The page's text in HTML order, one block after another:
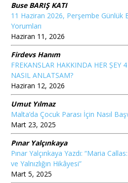
Buse BARIŞ KATI
11 Haziran 2026, Perşembe Günlük
Yorumları
Haziran 11, 2026
Firdevs Hanım
FREKANSLAR HAKKINDA HER ȘEY
NASIL ANLATSAM?
Haziran 12, 2026
Umut Yılmaz
Malta’da Çocuk Parası İçin Nasıl
Mart 23, 2025
Pınar Yalçınkaya
Pınar Yalçınkaya Yazdı: “Maria
ve Yalnızlığın Hikâyesi”
Mart 5, 2025